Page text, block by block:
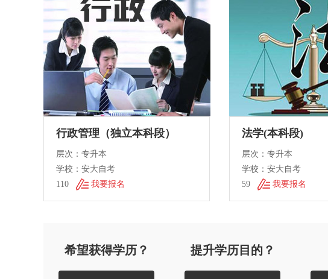
行政管理（独立本科段）
层次：专升本
学校：安大自考
110
我要报名
法学(本科段)
层次：专升本
学校：安大自考
59
我要报名
希望获得学历？ 提升学历目的？